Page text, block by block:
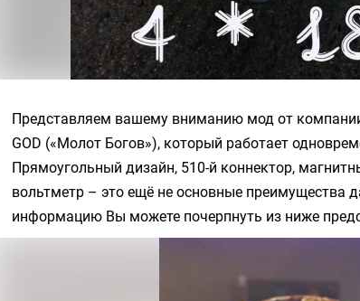
Представляем вашему вниманию мод от
GOD («Молот Богов»), который работает
Прямоугольный дизайн, 510-й коннектор,
вольтметр – это ещё не основные преимущества
информацию Вы можете почерпнуть из ниже